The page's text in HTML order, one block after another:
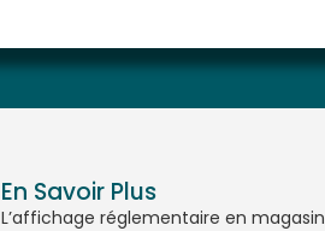
En Savoir Plus
L’affichage réglementaire en magasin